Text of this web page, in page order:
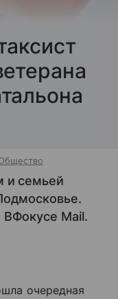
и семьей
Mail.
очередная